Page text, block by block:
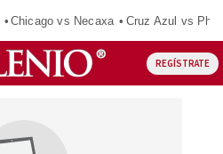
Chicago vs Necaxa Cruz Azul vs
REGÍSTRATE